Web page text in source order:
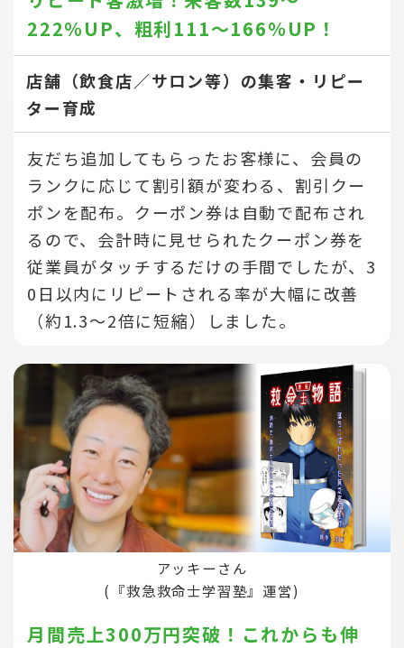
222％UP、 粗利111～166％UP！
店舗（飲食店／サロン等）の集客・リピー
ター育成
友だち追加してもらったお客様に、会員の
ランクに応じて割引額が変わる、割引クー
ポンを配布。クーポン券は自動で配布され
るので、会計時に見せられたクーポン券を
従業員がタッチするだけの手間でしたが、3
0日以内にリピートされる率が大幅に改善
（約1.3～2倍に短縮）しました。
アッキーさん
(『救急救命士学習塾』運営)
月間売上300万円突破！ これからも伸